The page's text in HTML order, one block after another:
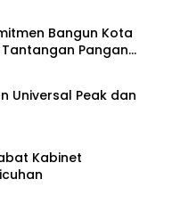
Bangun Kota
Pangan
Universal Peak dan
Kabinet